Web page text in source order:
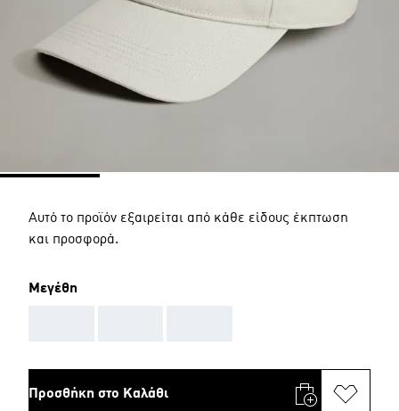
Αυτό το προϊόν εξαιρείται από κάθε είδους έκπτωση
και προσφορά.
Μεγέθη
Προσθήκη στο Καλάθι